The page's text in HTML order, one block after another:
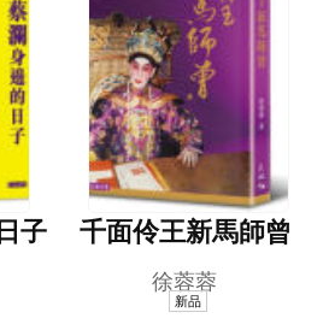
子 千面伶王新馬師曾
徐蓉蓉
新品